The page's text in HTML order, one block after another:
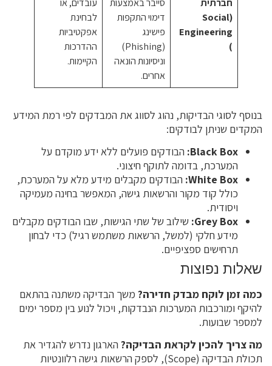
(Social
Engineering
)
דימוי התקפות
פישינג
(Phishing)
וניסיונות הונאה
אחרים.
לבחינת
אפקטיביות
ההדרכות
הקיימות.
בנוסף לסוגי הבדיקות, נהוג לסווג את המבדקים לפי רמת המידע
המקדים שניתן לבודקים:
Black Box: הבודקים פועלים ללא ידע מוקדם על
המערכת, בדומה לתוקף חיצוני.
White Box: הבודקים מקבלים מידע מלא על המערכת,
כולל קוד מקור והרשאות גישה, המאפשר בחינה מעמיקה
ויסודית.
Grey Box: שילוב של שתי הגישות, שבו הבודקים מקבלים
מידע חלקי (למשל, הרשאות משתמש רגיל) כדי לבחון
תרחישים ספציפיים.
שאלות נפוצות
כמה זמן לוקח מבדק חדירה? משך הבדיקה משתנה בהתאם
להיקף ומורכבות המערכות הנבדקות, ויכול לנוע בין מספר ימים
למספר שבועות.
מה צריך להכין לקראת הבדיקה? הארגון נדרש להגדיר את
תכולת הבדיקה (Scope), לספק הרשאות גישה רלוונטיות